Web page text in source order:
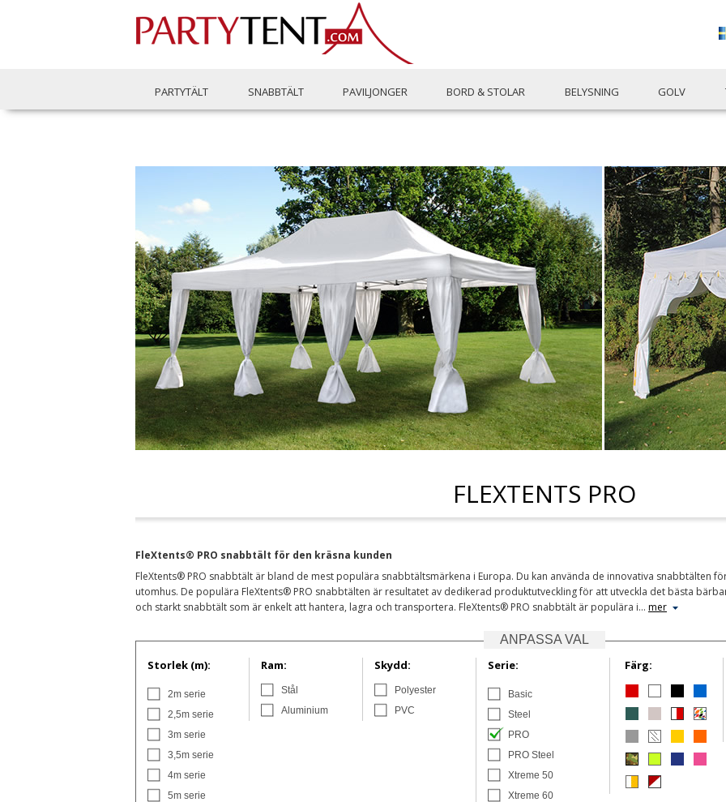
PARTYTÄLT SNABBTÄLT PAVILJONGER BORD & STOLAR BELYSNING GOLV
FLEXTENTS PRO
FleXtents® PRO snabbtält för den kräsna kunden
FleXtents® PRO snabbtält är bland de mest populära snabbtältsmärkena i Europa. Du kan använda de innovativa snabbtälten
utomhus. De populära FleXtents® PRO snabbtälten är resultatet av dedikerad produktutveckling för att utveckla det bästa
och starkt snabbtält som är enkelt att hantera, lagra och transportera. FleXtents® PRO snabbtält är populära i… mer
ANPASSA VAL
Storlek (m):
2m serie
2,5m serie
3m serie
3,5m serie
4m serie
5m serie
Ram:
Stål
Aluminium
Skydd:
Polyester
PVC
Serie:
Basic
Steel
PRO
PRO Steel
Xtreme 50
Xtreme 60
Färg: